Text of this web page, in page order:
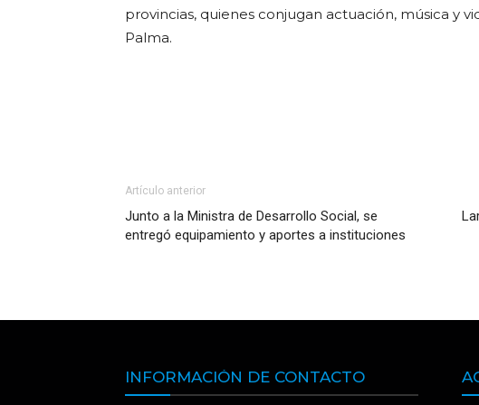
provincias, quienes conjugan actuación, música y
Palma.
Artículo anterior
Junto a la Ministra de Desarrollo Social, se
entregó equipamiento y aportes a instituciones
INFORMACIÓN DE CONTACTO